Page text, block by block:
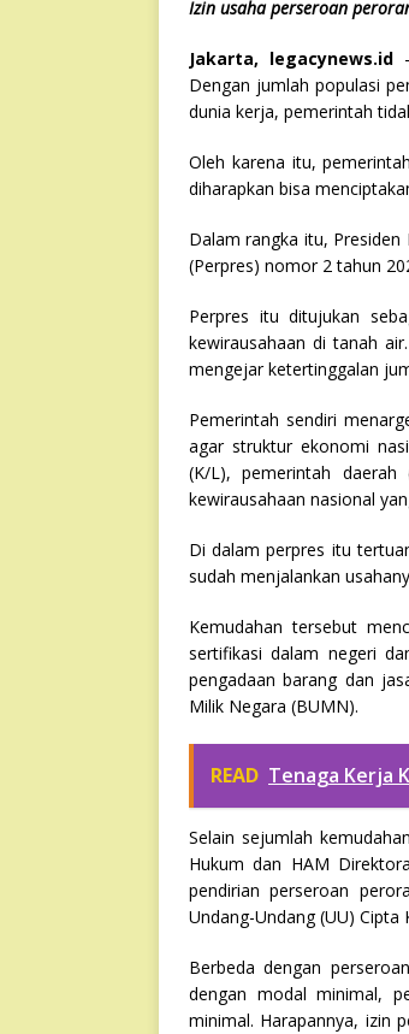
Izin usaha perseroan
Jakarta, legacynews.id
Dengan jumlah populasi
dunia kerja, pemerintah
Oleh karena itu,
diharapkan bisa
Dalam rangka itu, Presiden
(Perpres) nomor 2 tahun
Perpres itu ditujukan
kewirausahaan di tanah
mengejar ketertinggalan
Pemerintah sendiri
agar struktur ekonomi
(K/L), pemerintah daerah
kewirausahaan nasional
Di dalam perpres itu
sudah menjalankan
Kemudahan tersebut
sertifikasi dalam negeri
pengadaan barang dan
Milik Negara (BUMN).
READ Tenaga Kerja
Selain sejumlah
Hukum dan HAM
pendirian perseroan
Undang-Undang (UU)
Berbeda dengan
dengan modal minimal,
minimal. Harapannya, izin